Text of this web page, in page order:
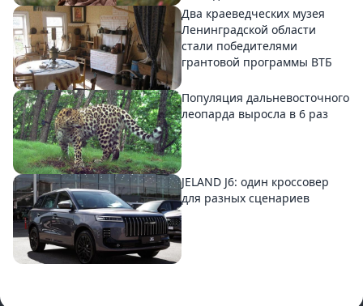
Два краеведческих музея
Ленинградской области
стали победителями
грантовой программы ВТБ
Популяция дальневосточного
леопарда выросла в 6 раз
JELAND J6: один кроссовер
для разных сценариев